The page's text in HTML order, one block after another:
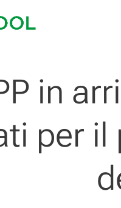
in
per il